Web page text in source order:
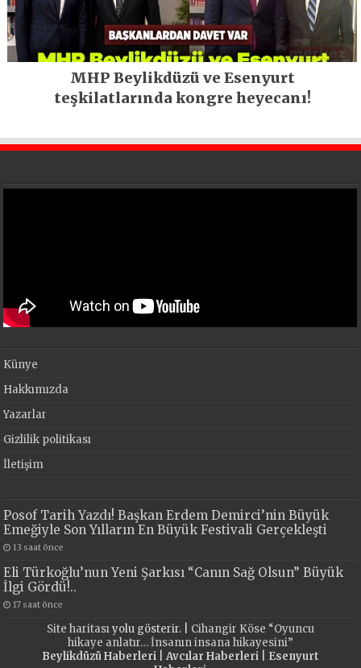
MHP Beylikdüzü ve Esenyurt
teşkilatlarında kongre heyecanı!
Künye
Hakkımızda
Yazarlar
Gizlilik politikası
İletişim
Posof Tarih Yazdı! Başkan Erdem Demirci’nin Büyük
Emeğiyle Son Yılların En Büyük Festivali Gerçekleşti
13 saat önce
Eli Türkoğlu’nun Yeni Şarkısı “Canın Sağ Olsun” Büyük
İlgi Gördü!..
17 saat önce
Site haritasıyolu gösterir. | Cihangir Köse “Oyuncu
hikaye anlatır… İnsanın insana hikayesini”
Beylikdüzü Haberleri| Avcılar Haberleri| Esenyurt